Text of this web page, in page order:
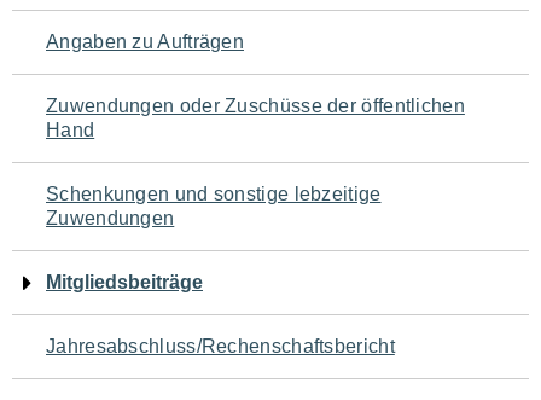
Angaben zu Aufträgen
Zuwendungen oder Zuschüsse der öffentlichen
Hand
Schenkungen und sonstige lebzeitige
Zuwendungen
Mitgliedsbeiträge
Jahresabschluss/Rechenschaftsbericht